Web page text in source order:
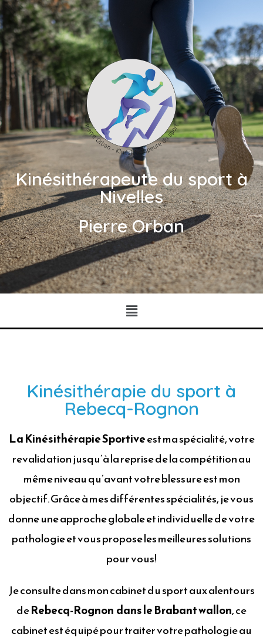
Kinésithérapeute du sport à
Nivelles
Pierre Orban
Kinésithérapie du sport à
Rebecq-Rognon
La Kinésithérapie Sportiveest ma spécialité, votre
revalidation jusqu’à la reprise de la compétition au
même niveau qu’avant votre blessure est mon
objectif. Grâce à mes différentes spécialités, je vous
donne une approche globale et individuelle de votre
pathologie et vous propose les meilleures solutions
pour vous!
Je consulte dans mon cabinet du sport aux alentours
deRebecq-Rognon dans le Brabant wallon, ce
cabinet est équipé pour traiter votre pathologie au